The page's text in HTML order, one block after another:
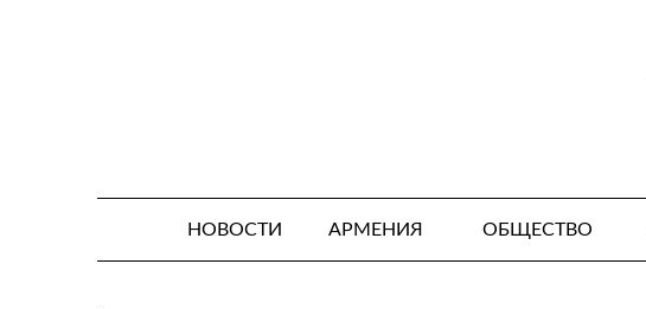
НОВОСТИ АРМЕНИЯ ОБЩЕСТВО